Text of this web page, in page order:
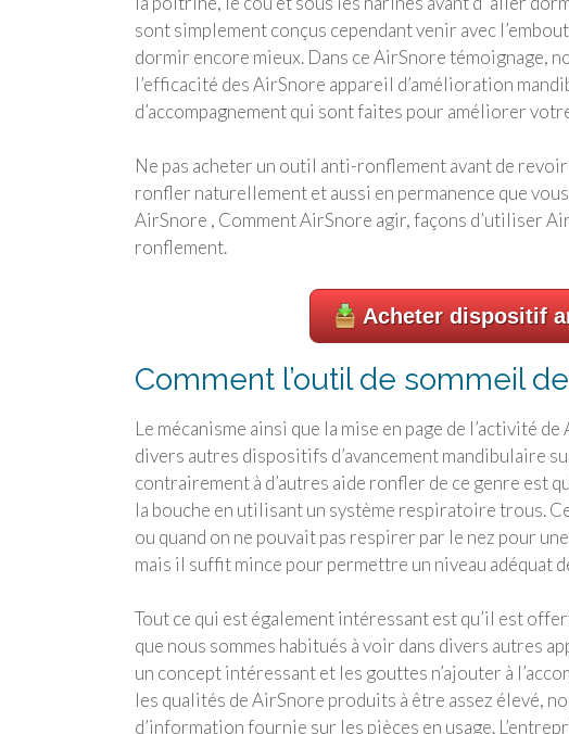
sont simplement conçus cependant venir avec
dormir encore mieux. Dans ce AirSnore témoignage,
l’efficacité des AirSnore appareil d’amélioration
d’accompagnement qui sont faites pour améliorer
Ne pas acheter un outil anti-ronflement avant de
ronfler naturellement et aussi en permanence que
AirSnore , Comment AirSnore agir, façons d’utiliser
ronflement.
Acheter dispositif
Comment l’outil de sommeil
Le mécanisme ainsi que la mise en page de l’activité
divers autres dispositifs d’avancement mandibulaire
contrairement à d’autres aide ronfler de ce genre est
la bouche en utilisant un système respiratoire trous.
ou quand on ne pouvait pas respirer par le nez pour
mais il suffit mince pour permettre un niveau adéquat
Tout ce qui est également intéressant est qu’il est
que nous sommes habitués à voir dans divers autres
un concept intéressant et les gouttes n’ajouter à
les qualités de AirSnore produits à être assez élevé,
d’information fournie sur les pièces en usage.